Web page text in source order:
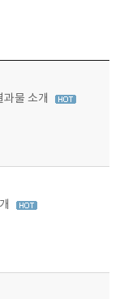
물 소개